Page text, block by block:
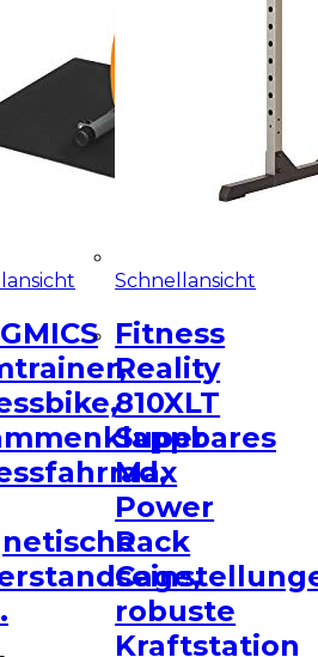
Schnellansicht
Fitness
Reality
810XLT
Super
Max
Power
Rack
Cage,
robuste
Kraftstation